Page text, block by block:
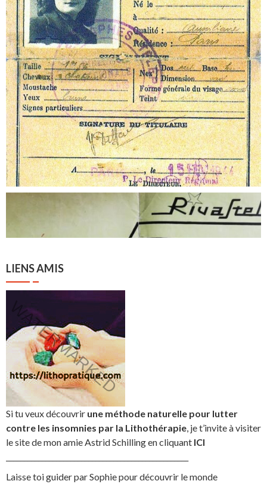
LIENS AMIS
Si tu veux découvrir une méthode naturelle pour lutter
contre les insomnies par la Lithothérapie, je t’invite à visiter
le site de mon amie Astrid Schilling en cliquant ICI
Laisse toi guider par Sophie pour découvrir le monde